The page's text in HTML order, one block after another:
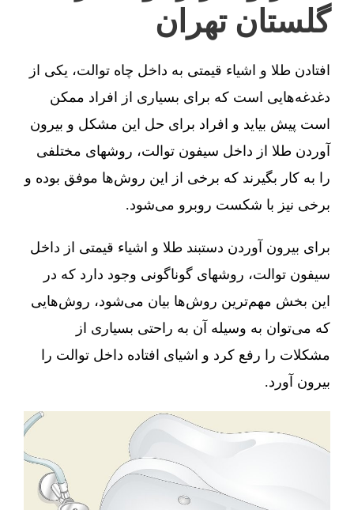
گلستان تهران
افتادن طلا و اشیاء قیمتی به داخل چاه توالت، یکی از
دغدغه‌هایی است که برای بسیاری از افراد ممکن
است پیش بیاید و افراد برای حل این مشکل و بیرون
آوردن طلا از داخل سیفون توالت، روشهای مختلفی
را به کار بگیرند که برخی از این روش‌ها موفق بوده و
برخی نیز با شکست روبرو می‌شود.
برای بیرون آوردن دستبند طلا و اشیاء قیمتی از داخل
سیفون توالت، روشهای گوناگونی وجود دارد که در
این بخش مهم‌ترین روش‌ها بیان می‌شود، روش‌هایی
که می‌توان به وسیله آن به راحتی بسیاری از
مشکلات را رفع کرد و اشیای افتاده داخل توالت را
بیرون آورد.